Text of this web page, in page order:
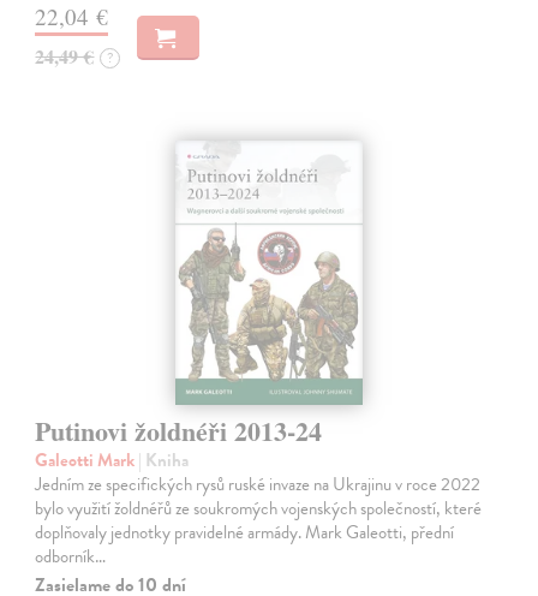
22,04 €
24,49 € ?
Putinovi žoldnéři 2013-24
Galeotti Mark| Kniha
Jedním ze specifických rysů ruské invaze na Ukrajinu v roce 2022
bylo využití žoldnéřů ze soukromých vojenských společností, které
doplňovaly jednotky pravidelné armády. Mark Galeotti, přední
odborník…
Zasielame do 10 dní